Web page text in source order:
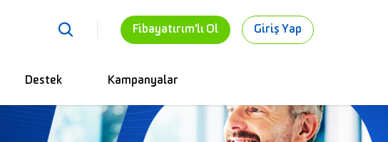
Fibayatırım'lı Ol Giriş Yap
Destek Kampanyalar